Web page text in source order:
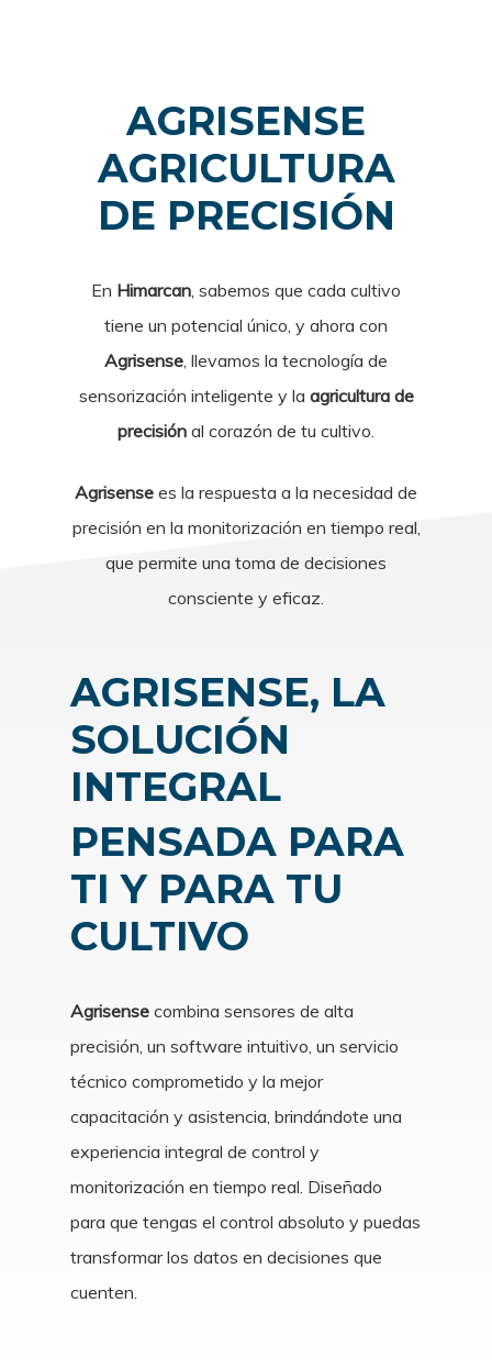
AGRISENSE
AGRICULTURA
DE PRECISIÓN
En Himarcan, sabemos que cada cultivo
tiene un potencial único, y ahora con
Agrisense, llevamos la tecnología de
sensorización inteligente y la agricultura de
precisión al corazón de tu cultivo.
Agrisense es la respuesta a la necesidad de
precisión en la monitorización en tiempo real,
que permite una toma de decisiones
consciente y eficaz.
AGRISENSE, LA
SOLUCIÓN
INTEGRAL
PENSADA PARA
TI Y PARA TU
CULTIVO
Agrisense combina sensores de alta
precisión, un software intuitivo, un servicio
técnico comprometido y la mejor
capacitación y asistencia, brindándote una
experiencia integral de control y
monitorización en tiempo real. Diseñado
para que tengas el control absoluto y puedas
transformar los datos en decisiones que
cuenten.